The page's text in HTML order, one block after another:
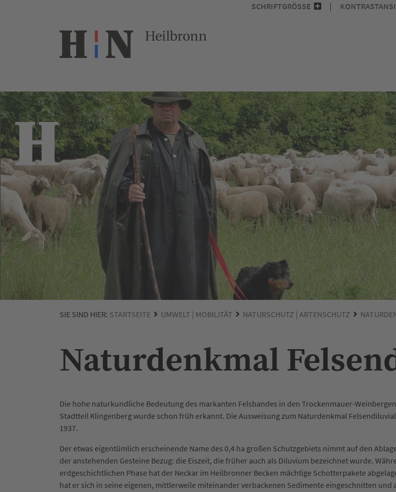
SCHRIFTGRÖSSE
SIE SIND HIER: STARTSEITE UMWELT | MOBILITÄT NATURSCHUTZ | ARTENSCHUTZ
Naturdenkmal
Die hohe naturkundliche Bedeutung des markanten Felsbandes in den Trockenmauer-
Stadtteil Klingenberg wurde schon früh erkannt. Die Ausweisung zum Naturdenkmal
1937.
Der etwas eigentümlich erscheinende Name des 0,4 ha großen Schutzgebiets nimmt auf den
der anstehenden Gesteine Bezug: die Eiszeit, die früher auch als Diluvium bezeichnet wurde.
erdgeschichtlichen Phase hat der Neckar im Heilbronner Becken mächtige Schotterpakete
hat er sich in seine eigenen, mittlerweile miteinander verbackenen Sedimente eingeschnitten und